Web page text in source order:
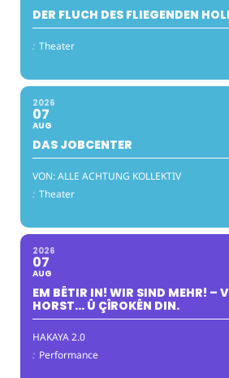
DER FLUCH DES FLIEGENDEN
: Theater
2026
07
AUG
DAS JOBCENTER
VON: ALLE ACHTUNG KOLLEKTIV
: Theater
2026
07
AUG
EM BÊTIR IN! WIR SIND MEHR! –
HORST… Û ÇÎROKÊN DIN.
HAKAYA 2.0
: Performance